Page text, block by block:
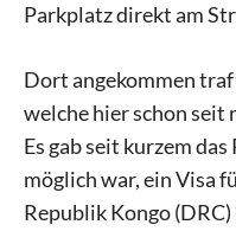
Parkplatz direkt am
Dort angekommen traf
welche hier schon seit
Es gab seit kurzem
möglich war, ein Visa
Republik Kongo